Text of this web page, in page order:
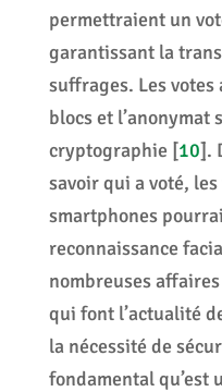
permettraient un
garantissant la
suffrages. Les
blocs et
cryptographie [10].
savoir qui a voté,
smartphones
reconnaissance
nombreuses
qui font l’actualité
la nécessité de
fondamental qu’est